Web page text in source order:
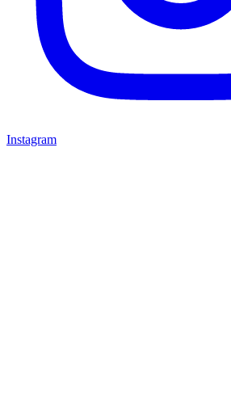
Instagram